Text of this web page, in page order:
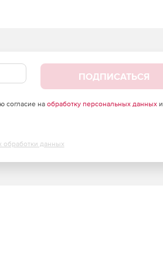
ПОДПИСАТЬСЯ
согласие на обработку персональных данныхи
обработки данных